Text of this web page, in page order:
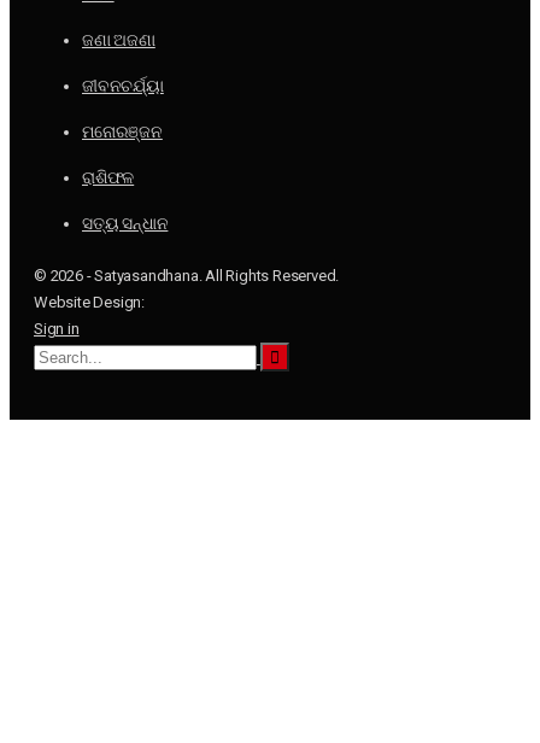
ଜଣା ଅଜଣା
ଜୀବନଚର୍ଯ୍ୟା
ମନୋରଞ୍ଜନ
ରାଶିଫଳ
ସତ୍ୟ ସନ୍ଧାନ
© 2026 - Satyasandhana. All Rights Reserved.
Website Design:
Sign in